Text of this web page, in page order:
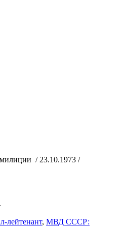
/ 23.10.1973 /
лейтенант, МВД СССР: